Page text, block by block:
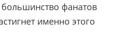
фанатов
именно этого